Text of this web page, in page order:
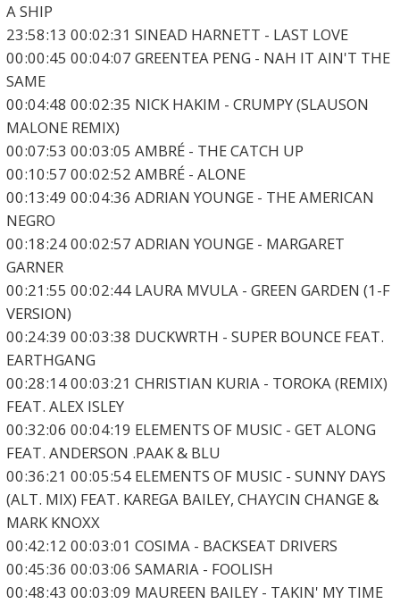
A SHIP
23:58:13 00:02:31 SINEAD HARNETT - LAST LOVE
00:00:45 00:04:07 GREENTEA PENG - NAH IT AIN'T THE
SAME
00:04:48 00:02:35 NICK HAKIM - CRUMPY (SLAUSON
MALONE REMIX)
00:07:53 00:03:05 AMBRÉ - THE CATCH UP
00:10:57 00:02:52 AMBRÉ - ALONE
00:13:49 00:04:36 ADRIAN YOUNGE - THE AMERICAN
NEGRO
00:18:24 00:02:57 ADRIAN YOUNGE - MARGARET
GARNER
00:21:55 00:02:44 LAURA MVULA - GREEN GARDEN (1-F
VERSION)
00:24:39 00:03:38 DUCKWRTH - SUPER BOUNCE FEAT.
EARTHGANG
00:28:14 00:03:21 CHRISTIAN KURIA - TOROKA (REMIX)
FEAT. ALEX ISLEY
00:32:06 00:04:19 ELEMENTS OF MUSIC - GET ALONG
FEAT. ANDERSON .PAAK & BLU
00:36:21 00:05:54 ELEMENTS OF MUSIC - SUNNY DAYS
(ALT. MIX) FEAT. KAREGA BAILEY, CHAYCIN CHANGE &
MARK KNOXX
00:42:12 00:03:01 COSIMA - BACKSEAT DRIVERS
00:45:36 00:03:06 SAMARIA - FOOLISH
00:48:43 00:03:09 MAUREEN BAILEY - TAKIN' MY TIME